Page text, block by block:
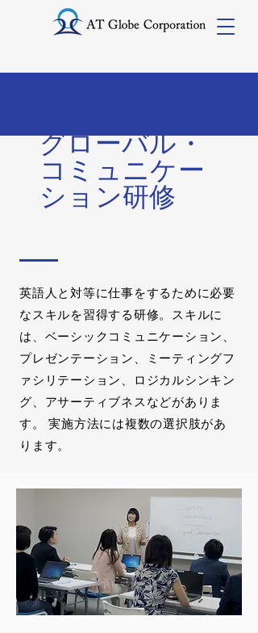
グローバル・
コミュニケー
ション研修
英語人と対等に仕事をするために必要
なスキルを習得する研修。スキルに
は、ベーシックコミュニケーション、
プレゼンテーション、ミーティングフ
ァシリテーション、ロジカルシンキン
グ、アサーティブネスなどがありま
す。 実施方法には複数の選択肢があ
ります。